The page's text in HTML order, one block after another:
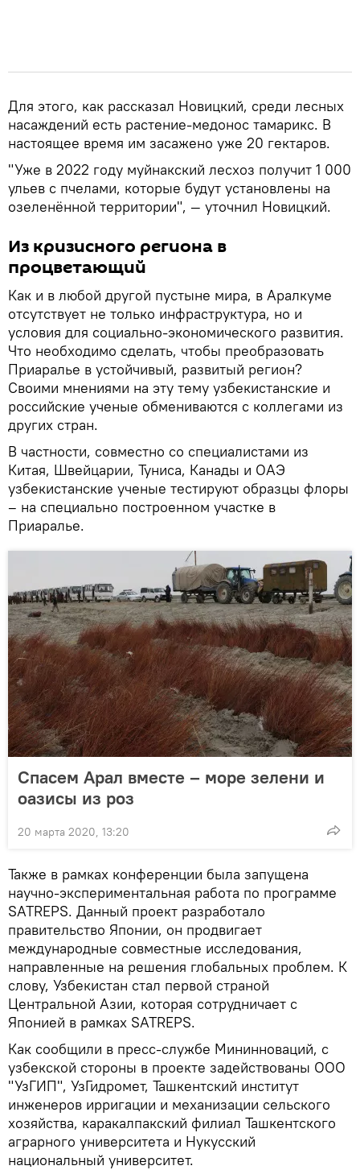
Для этого, как рассказал Новицкий, среди лесных
насаждений есть растение-медонос тамарикс. В
настоящее время им засажено уже 20 гектаров.
"Уже в 2022 году муйнакский лесхоз получит 1 000
ульев с пчелами, которые будут установлены на
озеленённой территории", — уточнил Новицкий.
Из кризисного региона в
процветающий
Как и в любой другой пустыне мира, в Аралкуме
отсутствует не только инфраструктура, но и
условия для социально-экономического развития.
Что необходимо сделать, чтобы преобразовать
Приаралье в устойчивый, развитый регион?
Своими мнениями на эту тему узбекистанские и
российские ученые обмениваются с коллегами из
других стран.
В частности, совместно со специалистами из
Китая, Швейцарии, Туниса, Канады и ОАЭ
узбекистанские ученые тестируют образцы флоры
– на специально построенном участке в
Приаралье.
Спасем Арал вместе – море зелени и
оазисы из роз
20 марта 2020, 13:20
Также в рамках конференции была запущена
научно-экспериментальная работа по программе
SATREPS. Данный проект разработало
правительство Японии, он продвигает
международные совместные исследования,
направленные на решения глобальных проблем. К
слову, Узбекистан стал первой страной
Центральной Азии, которая сотрудничает с
Японией в рамках SATREPS.
Как сообщили в пресс-службе Мининноваций, с
узбекской стороны в проекте задействованы ООО
"УзГИП", УзГидромет, Ташкентский институт
инженеров ирригации и механизации сельского
хозяйства, каракалпакский филиал Ташкентского
аграрного университета и Нукусский
национальный университет.